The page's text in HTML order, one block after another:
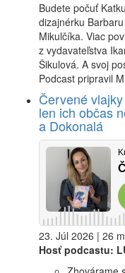
Budete počuť
dizajnérku
Mikulčíka. Viac
z vydavateľstva
Šikulová. A svoj
Podcast pripravil
Červené
len ich občas
a Dokonalá
23. Júl 2026 | 26
Hosť podcastu: